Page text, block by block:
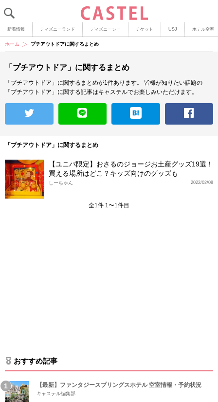
新着情報 ディズニーランド ディズニーシー チケット USJ ホテル空室
ホーム プチアウトドアに関するまとめ
「プチアウトドア」に関するまとめ
「プチアウトドア」に関するまとめが1件あります。
皆様が知りたい話題の
「プチアウトドア」に関する記事はキャステルでお楽しみいただけます。
「プチアウトドア」に関するまとめ
【ユニバ限定】おさるのジョージお土産グッズ19選！
買える場所はどこ？キッズ向けのグッズも
2022/02/08
しーちゃん
全1件 1〜1件目
おすすめ記事
【最新】ファンタジースプリングスホテル 空室情報・予約状況
キャステル編集部